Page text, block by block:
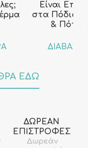
Είναι
στα Πόδια;
& Πότε
ΕΔΩ
ΔΩΡΕΑΝ
ΕΠΙΣΤΡΟΦΕΣ
Δωρεάν